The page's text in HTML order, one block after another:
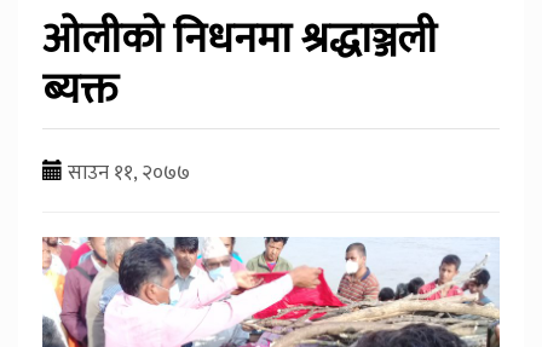
ओलीको निधनमा श्रद्धाञ्जली
ब्यक्त
साउन ११, २०७७